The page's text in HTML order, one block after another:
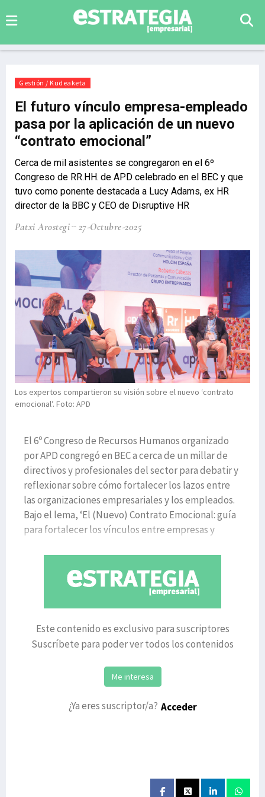
Gestión / Kudeaketa
El futuro vínculo empresa-empleado
pasa por la aplicación de un nuevo
“contrato emocional”
Cerca de mil asistentes se congregaron en el 6º
Congreso de RR.HH. de APD celebrado en el BEC y que
tuvo como ponente destacada a Lucy Adams, ex HR
director de la BBC y CEO de Disruptive HR
Patxi Arostegi 27-Octubre-2025
Los expertos compartieron su visión sobre el nuevo ‘contrato
emocional’. Foto: APD
El 6º Congreso de Recursos Humanos organizado
por APD congregó en BEC a cerca de un millar de
directivos y profesionales del sector para debatir y
reflexionar sobre cómo fortalecer los lazos entre
las organizaciones empresariales y los empleados.
Bajo el lema, ‘El (Nuevo) Contrato Emocional: guía
para fortalecer los vínculos entre empresas y
Este contenido es exclusivo para suscriptores
Suscríbete para poder ver todos los contenidos
Me interesa
¿Ya eres suscriptor/a? Acceder